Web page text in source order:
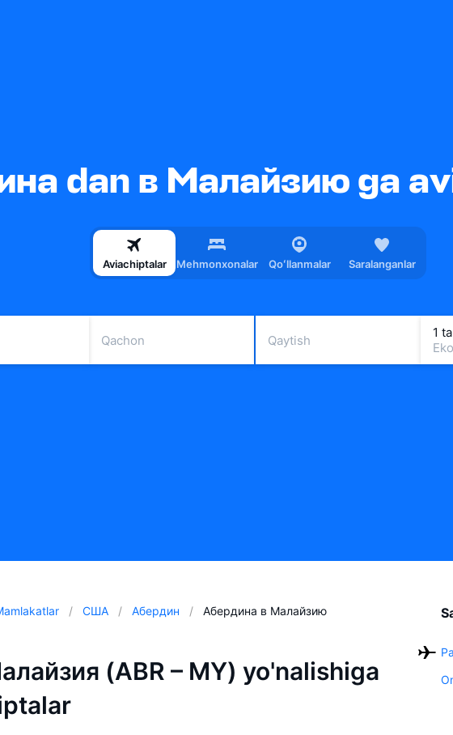
dan в Малайзию ga
Aviachiptalar Mehmonxonalar Qoʻllanmalar Saralanganlar
Qachon Qaytish
1
США Абердин Абердина в Малайзию
(ABR – MY) yo'nalishiga